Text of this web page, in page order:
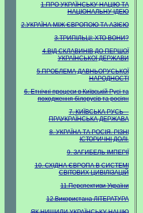
1.ПРО УКРАЇНСЬКУ НАЦІЮ ТА
НАЦІОНАЛЬНУ ІДЕЮ
2.УКРАЇНА МІЖ ЄВРОПОЮ ТА АЗІЄЮ
3.ТРИПІЛЬЦІ: ХТО ВОНИ?
4.ВІД СКЛАВИНІВ ДО ПЕРШОЇ
УКРАЇНСЬКОЇ ДЕРЖАВИ
5.ПРОБЛЕМА ДАВНЬОРУСЬКОЇ
НАРОДНОСТІ
6. Етнічні процеси в Київській Русі та
походження білорусів та росіян
7. КИЇВСЬКА РУСЬ --
ПРАУКРАЇНСЬКА ДЕРЖАВА
8. УКРАЇНА ТА РОСІЯ. РІЗНІ
ІСТОРИЧНІ ДОЛІ.
9. ЗАГИБЕЛЬ ІМПЕРІЇ
10. СХІДНА ЄВРОПА В СИСТЕМІ
СВІТОВИХ ЦИВІЛІЗАЦІЙ
11.Перспективи України
12.Використана ЛІТЕРАТУРА